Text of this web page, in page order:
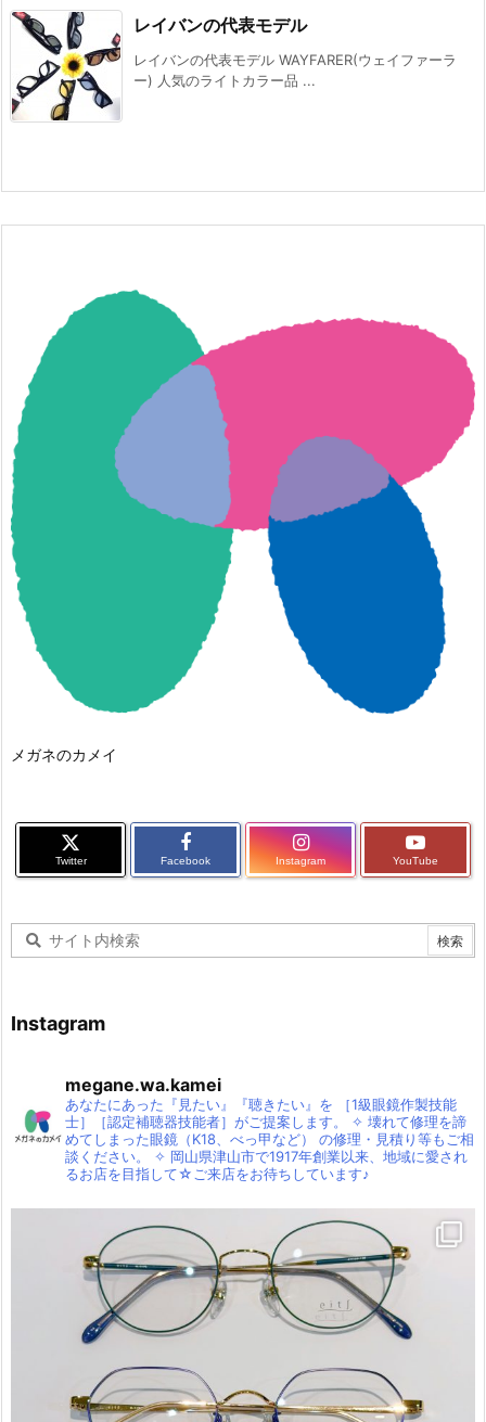
レイバンの代表モデル
レイバンの代表モデル WAYFARER(ウェイファーラ
ー) 人気のライトカラー品 ...
メガネのカメイ
Twitter Facebook Instagram YouTube
Instagram
megane.wa.kamei
あなたにあった『見たい』『聴きたい』を ［1級眼鏡作製技能
士］［認定補聴器技能者］がご提案します。
✧ 壊れて修理を諦
めてしまった眼鏡（K18、べっ甲など）
の修理・見積り等もご相
談ください。
✧ 岡山県津山市で1917年創業以来、地域に愛され
るお店を目指して☆ご来店をお待ちしています♪